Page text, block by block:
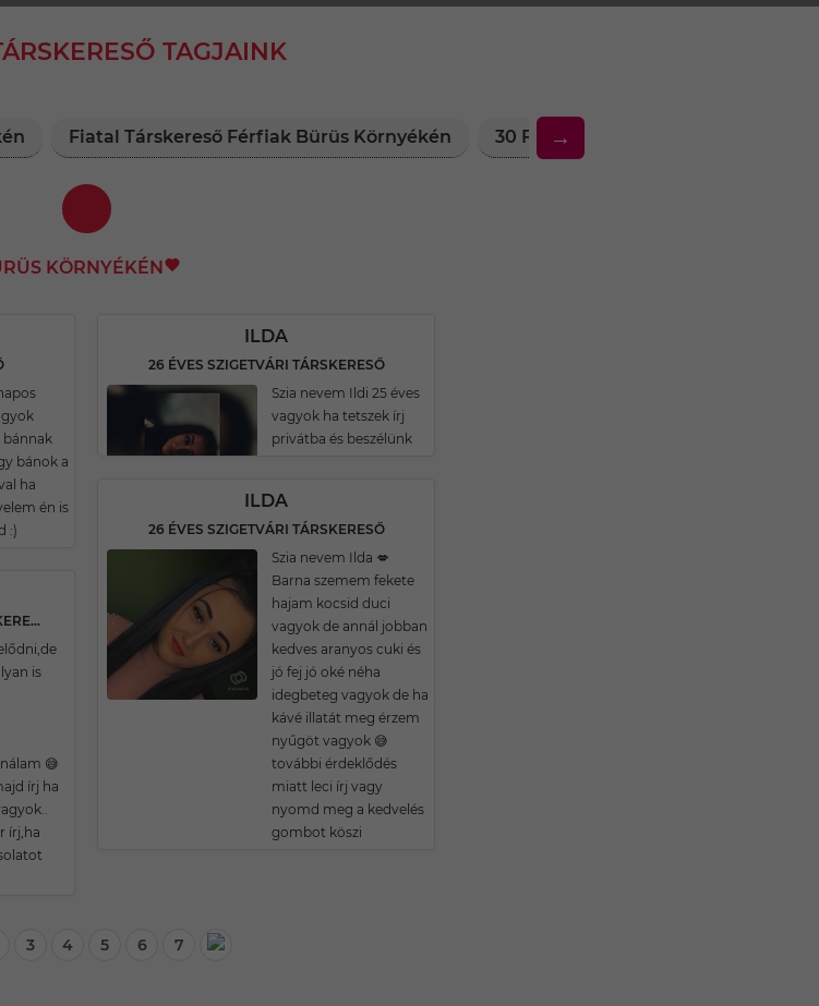
TAGJAINK
Fiatal Társkereső Férfiak Bürüs Környékén 30 Feletti Társkereső Nők Bürüs
→
KÖRNYÉKÉN
bánok a
ha
én is
:)
20 ÉVES SOMOGYHATVANI TÁRSKERESŐ
is
😅
írj ha
írj,ha
ILDA
26 ÉVES SZIGETVÁRI TÁRSKERESŐ
Szia nevem Ildi 25 éves
vagyok ha tetszek írj
privátba és beszélünk
ILDA
26 ÉVES SZIGETVÁRI TÁRSKERESŐ
Szia nevem Ilda 💋
Barna szemem fekete
hajam kocsid duci
vagyok de annál jobban
kedves aranyos cuki és
jó fej jó oké néha
idegbeteg vagyok de ha
kávé illatát meg érzem
nyűgöt vagyok 😅
további érdeklődés
miatt leci írj vagy
nyomd meg a kedvelés
gombot köszi
3 4 5 6 7